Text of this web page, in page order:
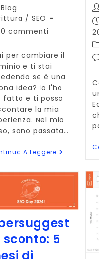
Blog
/ SEO
0 commenti
per cambiare il
e ti stai
se è una
idea? Io l'ho
fatto e ti posso
la mia
Nel mio
sono passata…
A LeggereSiti
Web:
Visite
Cambia
Dominio?
sconto: 5
di